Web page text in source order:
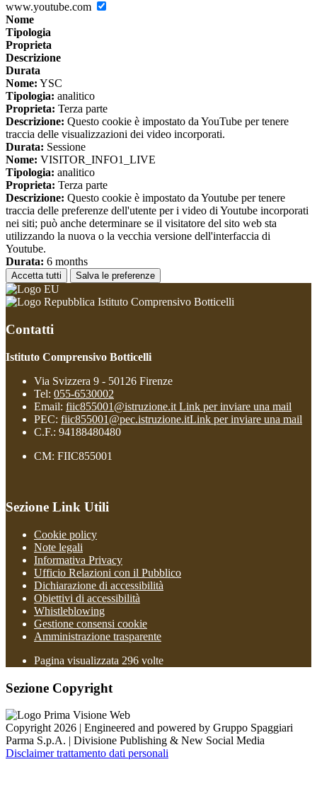
www.youtube.com
Nome
Tipologia
Proprieta
Descrizione
Durata
Nome: YSC
Tipologia: analitico
Proprieta: Terza parte
Descrizione: Questo cookie è impostato da YouTube per tenere
traccia delle visualizzazioni dei video incorporati.
Durata: Sessione
Nome: VISITOR_INFO1_LIVE
Tipologia: analitico
Proprieta: Terza parte
Descrizione: Questo cookie è impostato da Youtube per tenere
traccia delle preferenze dell'utente per i video di Youtube incorporati
nei siti; può anche determinare se il visitatore del sito web sta
utilizzando la nuova o la vecchia versione dell'interfaccia di
Youtube.
Durata: 6 months
Accetta tutti Salva le preferenze
Istituto Comprensivo Botticelli
Contatti
Istituto Comprensivo Botticelli
Via Svizzera 9 - 50126 Firenze
Tel: 055-6530002
Email: fiic855001@istruzione.it Link per inviare una mail
PEC: fiic855001@pec.istruzione.itLink per inviare una mail
C.F.: 94188480480
CM: FIIC855001
Sezione Link Utili
Cookie policy
Note legali
Informativa Privacy
Ufficio Relazioni con il Pubblico
Dichiarazione di accessibilità
Obiettivi di accessibilità
Whistleblowing
Gestione consensi cookie
Amministrazione trasparente
Pagina visualizzata 296 volte
Sezione Copyright
Copyright 2026 | Engineered and powered by Gruppo Spaggiari
Parma S.p.A. | Divisione Publishing & New Social Media
Disclaimer trattamento dati personali